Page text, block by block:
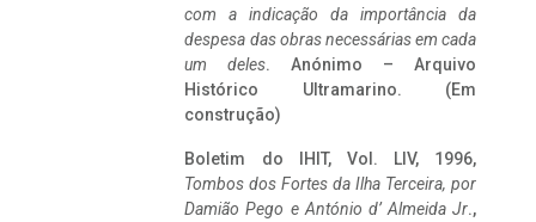
com a indicação da importância da
despesa das obras necessárias em cada
um deles. Anónimo – Arquivo
Histórico Ultramarino. (Em
construção)
Boletim do IHIT, Vol. LIV, 1996,
Tombos dos Fortes da Ilha Terceira, por
Damião Pego e António d’ Almeida Jr.,